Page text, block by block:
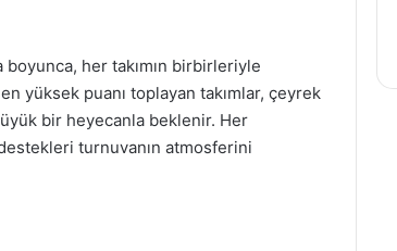
boyunca, her takımın birbirleriyle
yüksek puanı toplayan takımlar, çeyrek
bir heyecanla beklenir. Her
turnuvanın atmosferini